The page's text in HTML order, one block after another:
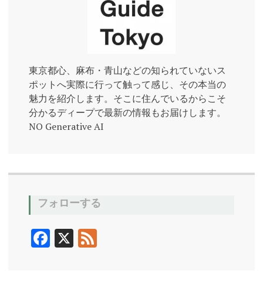
東京都心、麻布・青山などの知られていないス
ポットへ実際に行って触って感じ、その本当の
魅力を紹介します。そこに住んでいるからこそ
分かるディープで最新の情報もお届けします。
NO Generative AI
フォローする
F X F